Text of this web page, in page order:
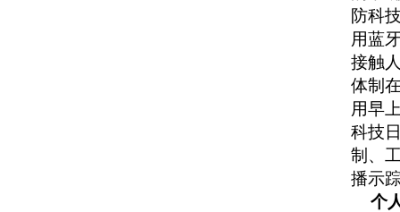
防科
用蓝
接触
体制
用早
科技
制、
播示
个